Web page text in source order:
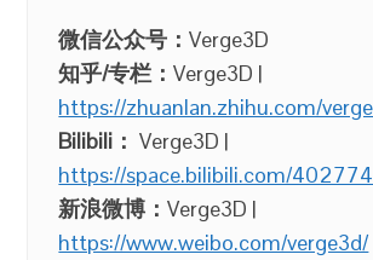
微信公众号：Verge3D
知乎/专栏：Verge3D |
https://zhuanlan.zhihu.com/
Bilibili： Verge3D |
https://space.bilibili.com/
新浪微博：Verge3D |
https://www.weibo.com/verge3d/